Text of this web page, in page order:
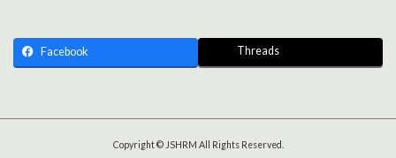
Facebook Threads
Copyright © JSHRM All Rights Reserved.